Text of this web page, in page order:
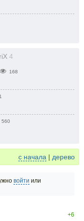
4
168
560
с начала | дерево
войти или
+6